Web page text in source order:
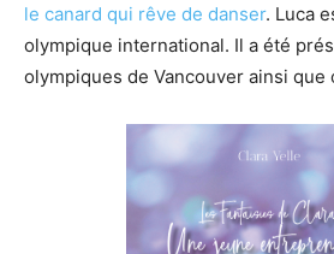
le canard qui rêve de danser. Luca
olympique international. Il a été
olympiques de Vancouver ainsi que